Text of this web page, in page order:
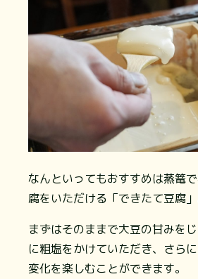
なんといってもおすすめは蒸篭
腐をいただける「できたて豆腐」
まずはそのままで大豆の甘みを
に粗塩をかけていただき、さら
変化を楽しむことができます。